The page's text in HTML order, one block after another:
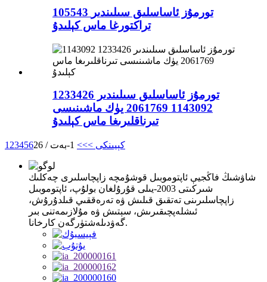
105543 تورمۇز ئاساسلىق سىلىندىر
تراكتورغا ماس كېلىدۇ
تورمۇز ئاساسلىق سىلىندىر 1233426
1143092 2061769 يۈك ماشىنىسى
تىرناقلىرىغا ماس كېلىدۇ
1 23456 كېيىنكى >>> 1-بەت / 26
شاۋشىڭ فاڭجيې ئاپتوموبىل قوشۇمچە زاپچاسلىرى چەكلىك
شىركىتى 2003-يىلى قۇرۇلغان بولۇپ، ئاپتوموبىل
زاپچاسلىرىنى تەتقىق قىلىش ۋە تەرەققىي قىلدۇرۇش،
ئىشلەپچىقىرىش، سېتىش ۋە مۇلازىمەتنى بىر
گەۋدىلەشتۈرگەن كارخانا.